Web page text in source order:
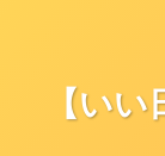
【い